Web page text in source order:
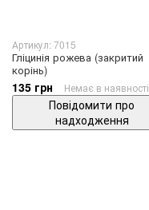
Артикул: 7015
Гліцинія рожева (закритий
корінь)
135 грн Немає в наявності
Повідомити про
надходження